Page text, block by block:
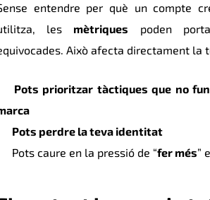
entendre per què un compte
les mètriques poden
Això afecta directament la
Pots prioritzar tàctiques que no
Pots perdre la teva identitat
Pots caure en la pressió de “fer més”